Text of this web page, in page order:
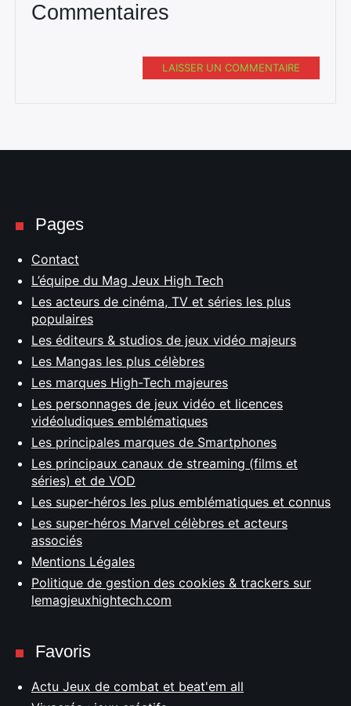
Commentaires
LAISSER UN COMMENTAIRE
Pages
Contact
L’équipe du Mag Jeux High Tech
Les acteurs de cinéma, TV et séries les plus
populaires
Les éditeurs & studios de jeux vidéo majeurs
Les Mangas les plus célèbres
Les marques High-Tech majeures
Les personnages de jeux vidéo et licences
vidéoludiques emblématiques
Les principales marques de Smartphones
Les principaux canaux de streaming (films et
séries) et de VOD
Les super-héros les plus emblématiques et connus
Les super-héros Marvel célèbres et acteurs
associés
Mentions Légales
Politique de gestion des cookies & trackers sur
lemagjeuxhightech.com
Favoris
Actu Jeux de combat et beat'em all